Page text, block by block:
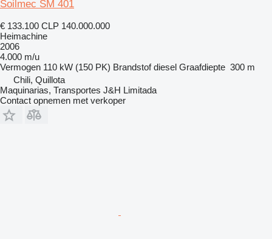
Soilmec SM 401
€ 133.100 CLP 140.000.000
Heimachine
2006
4.000 m/u
Vermogen 110 kW (150 PK) Brandstof diesel Graafdiepte 300 m
Chili, Quillota
Maquinarias, Transportes J&H Limitada
Contact opnemen met verkoper